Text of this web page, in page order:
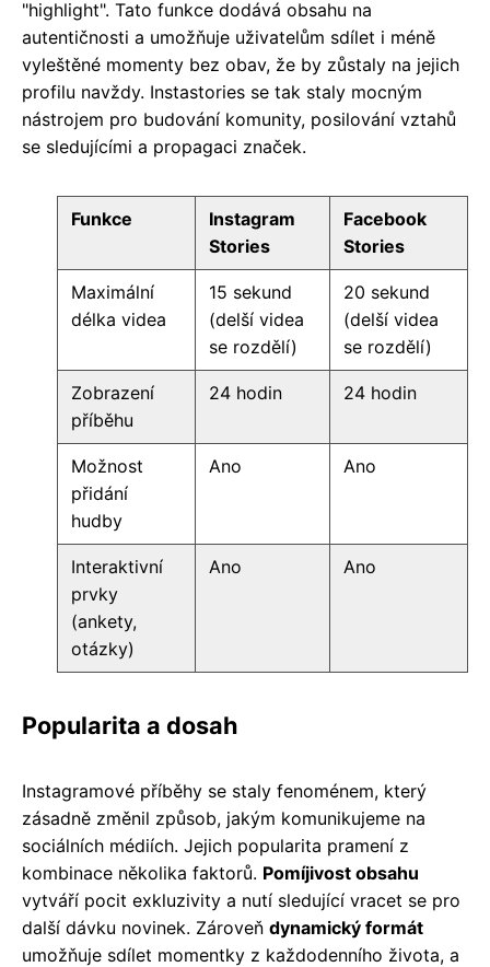
"highlight". Tato funkce dodává obsahu na
autentičnosti a umožňuje uživatelům sdílet i méně
vyleštěné momenty bez obav, že by zůstaly na jejich
profilu navždy. Instastories se tak staly mocným
nástrojem pro budování komunity, posilování vztahů
se sledujícími a propagaci značek.
Funkce
Instagram
Stories
Facebook
Stories
Maximální
délka videa
15 sekund
(delší videa
se rozdělí)
20 sekund
(delší videa
se rozdělí)
Zobrazení
příběhu
24 hodin 24 hodin
Možnost
přidání
hudby
Ano Ano
Interaktivní
prvky
(ankety,
otázky)
Ano Ano
Popularita a dosah
Instagramové příběhy se staly fenoménem, který
zásadně změnil způsob, jakým komunikujeme na
sociálních médiích. Jejich popularita pramení z
kombinace několika faktorů. Pomíjivost obsahu
vytváří pocit exkluzivity a nutí sledující vracet se pro
další dávku novinek. Zároveň dynamický formát
umožňuje sdílet momentky z každodenního života, a